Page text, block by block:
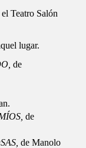
Teatro Salón
lugar.
de
de
de Manolo